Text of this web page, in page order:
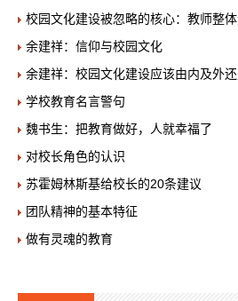
校园文化建设被忽略的核心：教师整
余建祥：信仰与校园文化
余建祥：校园文化建设应该由内及外
学校教育名言警句
魏书生：把教育做好，人就幸福了
对校长角色的认识
苏霍姆林斯基给校长的20条建议
团队精神的基本特征
做有灵魂的教育